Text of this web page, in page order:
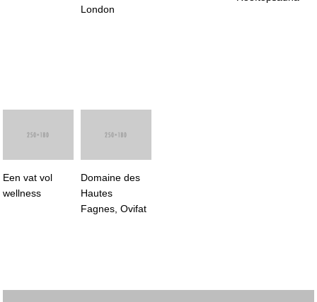
London
Een vat vol
wellness
Domaine des
Hautes
Fagnes, Ovifat